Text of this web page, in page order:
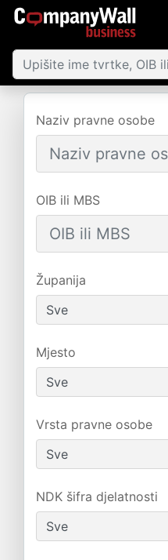
Naziv pravne osobe
OIB ili MBS
Županija
Mjesto
Vrsta pravne osobe
NDK šifra djelatnosti